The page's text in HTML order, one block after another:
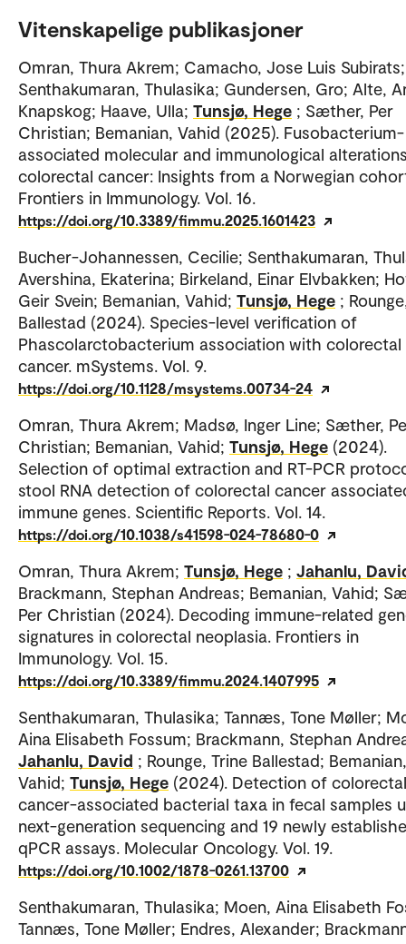
Vitenskapelige publikasjoner
Omran, Thura Akrem; Camacho, Jose Luis Subirats;
Senthakumaran, Thulasika; Gundersen, Gro; Alte,
Knapskog; Haave, Ulla; Tunsjø, Hege ; Sæther, Per
Christian; Bemanian, Vahid (2025). Fusobacterium-
associated molecular and immunological
colorectal cancer: Insights from a Norwegian
Frontiers in Immunology. Vol. 16.
https://doi.org/10.3389/fimmu.2025.1601423
Bucher-Johannessen, Cecilie; Senthakumaran,
Avershina, Ekaterina; Birkeland, Einar Elvbakken;
Geir Svein; Bemanian, Vahid; Tunsjø, Hege ;
Ballestad (2024). Species-level verification of
Phascolarctobacterium association with colorectal
cancer. mSystems. Vol. 9.
https://doi.org/10.1128/msystems.00734-24
Omran, Thura Akrem; Madsø, Inger Line; Sæther,
Christian; Bemanian, Vahid; Tunsjø, Hege (2024).
Selection of optimal extraction and RT-PCR
stool RNA detection of colorectal cancer
immune genes. Scientific Reports. Vol. 14.
https://doi.org/10.1038/s41598-024-78680-0
Omran, Thura Akrem; Tunsjø, Hege ; Jahanlu,
Brackmann, Stephan Andreas; Bemanian, Vahid;
Per Christian (2024). Decoding immune-related
signatures in colorectal neoplasia. Frontiers in
Immunology. Vol. 15.
https://doi.org/10.3389/fimmu.2024.1407995
Senthakumaran, Thulasika; Tannæs, Tone Møller;
Aina Elisabeth Fossum; Brackmann, Stephan
Jahanlu, David ; Rounge, Trine Ballestad; Bemanian,
Vahid; Tunsjø, Hege (2024). Detection of
cancer-associated bacterial taxa in fecal samples
next-generation sequencing and 19 newly
qPCR assays. Molecular Oncology. Vol. 19.
https://doi.org/10.1002/1878-0261.13700
Senthakumaran, Thulasika; Moen, Aina Elisabeth
Tannæs, Tone Møller; Endres, Alexander;